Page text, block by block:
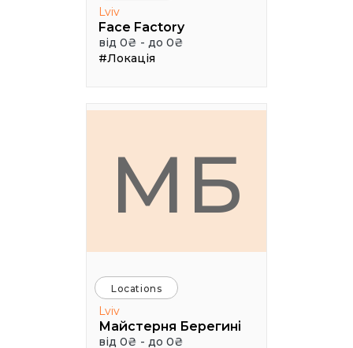
Lviv
Face Factory
від 0₴ - до 0₴
#Локація
МБ
Locations
Lviv
Майстерня Берегині
від 0₴ - до 0₴